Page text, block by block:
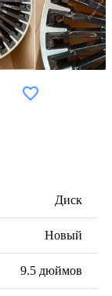
Диск
Новый
9.5 дюймов